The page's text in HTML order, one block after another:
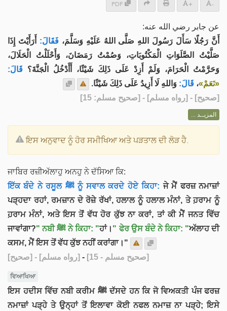
PDF + -
عن جابر رضي الله عنه:
أَنَّ رَجُلًا سَأَلَ رَسُولَ اللهِ صَلَّى اللهُ عَلَيْهِ وَسَلَّمَ، فَقَالَ: أَرَأَيْتَ إِذَا
صَلَّيْتُ الصَّلَوَاتِ الْمَكْتُوبَاتِ، وَصُمْتُ رَمَضَانَ، وَأَحْلَلْتُ الْحَلَالَ،
وَحَرَّمْتُ الْحَرَامَ، وَلَمْ أَزِدْ عَلَى ذَلِكَ شَيْئًا، أَأَدْخُلُ الْجَنَّةَ؟ قَالَ:
«نَعَمْ»، قَالَ: وَاللهِ لَا أَزِيدُ عَلَى ذَلِكَ شَيْئًا.
[صحيح] - [رواه مسلم] - [صحيح مسلم: 15]
المزيــد ...
ਇਸ ਅਨੁਵਾਦ ਨੂੰ ਹੋਰ ਸਮੀਖਿਆ ਅਤੇ ਪੜਤਾਲ ਦੀ ਲੋੜ ਹੈ.
ਜਾਬਿਰ ਰਜ਼ੀਅੱਲਾਹੁ ਅਨਹੁ ਨੇ ਦੱਸਿਆ ਕਿ:
ਇੱਕ ਬੰਦੇ ਨੇ ਰਸੂਲ ﷺ ਨੂੰ ਸਵਾਲ ਕਰਦੇ ਹੋਏ ਕਿਹਾ: ਜੇ ਮੈਂ ਫਰਜ਼ ਨਮਾਜ਼ਾਂ
ਪੜ੍ਹਦਾ ਰਹਾਂ, ਰਮਜ਼ਾਨ ਦੇ ਰੋਜ਼ੇ ਰੱਖਾਂ, ਹਲਾਲ ਨੂੰ ਹਲਾਲ ਮੰਨਾਂ, ਤੇ ਹ਼ਰਾਮ ਨੂੰ
ਹ਼ਰਾਮ ਮੰਨਾਂ, ਅਤੇ ਇਸ ਤੋਂ ਵੱਧ ਹੋਰ ਕੁੱਝ ਨਾ ਕਰਾਂ, ਤਾਂ ਕੀ ਮੈਂ ਜਨਤ ਵਿੱਚ
ਜਾਵਾਂਗਾ?
" ਨਬੀ ﷺ ਨੇ ਕਿਹਾ: "ਹਾਂ। " ਫੇਰ ਉਸ ਬੰਦੇ ਨੇ ਕਿਹਾ: "ਅੱਲਾਹ ਦੀ
ਕਸਮ, ਮੈਂ ਇਸ ਤੋਂ ਵੱਧ ਕੁੱਝ ਨਹੀਂ ਕਰਾਂਗਾ।"
[صحيح]
- [رواه مسلم] - [صحيح مسلم - 15]
ਵਿਆਖਿਆ
ਇਸ ਹਦੀਸ ਵਿੱਚ ਨਬੀ ਕਰੀਮ ﷺ ਦੱਸਦੇ ਹਨ ਕਿ ਜੋ ਵਿਅਕਤੀ ਪੰਜ ਫਰਜ਼
ਨਮਾਜ਼ਾਂ ਪੜ੍ਹੇ ਤੇ ਉਨ੍ਹਾਂ ਤੋਂ ਇਲਾਵਾ ਕੋਈ ਨਫਲ ਨਮਾਜ਼ ਨਾ ਪੜ੍ਹੇ; ਇਸੇ